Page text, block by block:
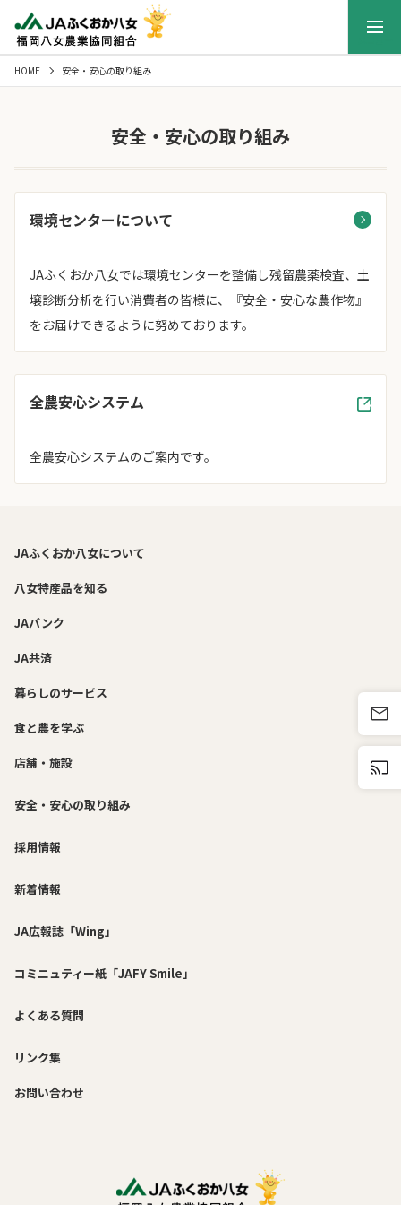
HOME 安全・安心の取り組み
安全・安心の取り組み
環境センターについて
JAふくおか八女では環境センターを整備し残留農薬検査、土
壌診断分析を行い消費者の皆様に、『安全・安心な農作物』
をお届けできるように努めております。
全農安心システム
全農安心システムのご案内です。
JAふくおか八女について
八女特産品を知る
JAバンク
JA共済
暮らしのサービス
食と農を学ぶ
店舗・施設
安全・安心の取り組み
採用情報
新着情報
JA広報誌「Wing」
コミニュティー紙「JAFY Smile」
よくある質問
リンク集
お問い合わせ